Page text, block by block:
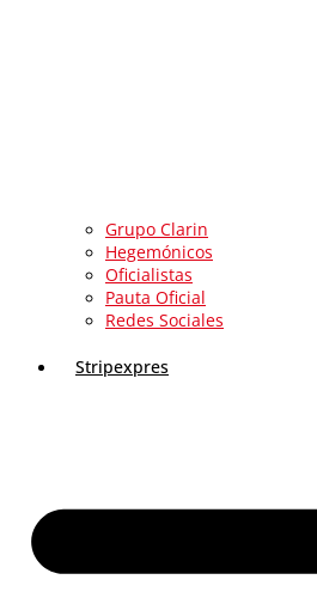
Grupo Clarin
Hegemónicos
Oficialistas
Pauta Oficial
Redes Sociales
Stripexpres